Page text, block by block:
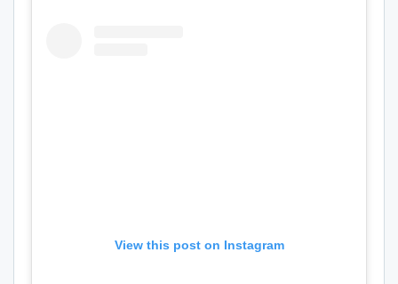
View this post on Instagram